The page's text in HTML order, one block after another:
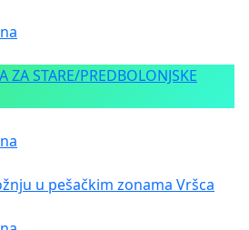
ZA STARE/PREDBOLONJSKE
u pešačkim zonama Vršca